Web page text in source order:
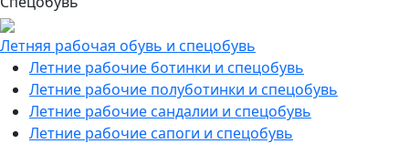
Летняя рабочая обувь и спецобувь
Летние рабочие ботинки и спецобувь
Летние рабочие полуботинки и спецобувь
Летние рабочие сандалии и спецобувь
Летние рабочие сапоги и спецобувь